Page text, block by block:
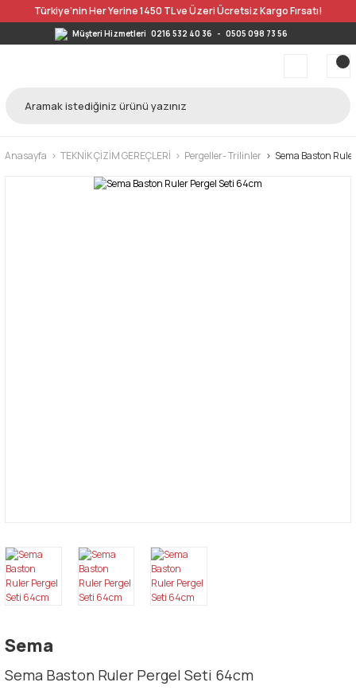
Türkiye’nin Her Yerine 1450 TL ve Üzeri Ücretsiz Kargo Fırsatı!
Müşteri Hizmetleri 0216 532 40 36 - 0505 098 73 56
Anasayfa TEKNİK ÇİZİM GEREÇLERİ Pergeller- Trilinler Sema Baston
Sema
Sema Baston Ruler Pergel Seti 64cm